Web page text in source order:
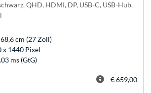
QHD, HDMI, DP, USB-C, USB-Hub,
cm (27 Zoll)
x 1440 Pixel
ms (GtG)
€ 659,00